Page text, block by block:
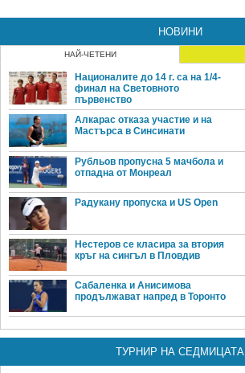
НОВИНИ
НАЙ-ЧЕТЕНИ
Националите до 14 г. са на 1/4-
финал на Световното
първенство
Алкарас отказа участие и на
Мастърса в Синсинати
Рубльов пропусна 5 мачбола и
отпадна от Монреал
Радукану пропуска и US Open
Нестеров се класира за втория
кръг на сингъл в Пловдив
Сабаленка и Анисимова
продължават напред в Торонто
ТУРНИР НА СЕДМИЦАТА